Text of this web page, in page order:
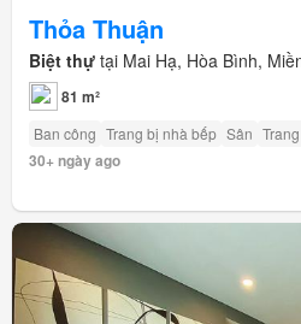
Thỏa Thuận
Biệt thự tại Mai Hạ, Hòa Bình,
81 m²
Ban công Trang bị nhà bếp Sân
30+ ngày ago